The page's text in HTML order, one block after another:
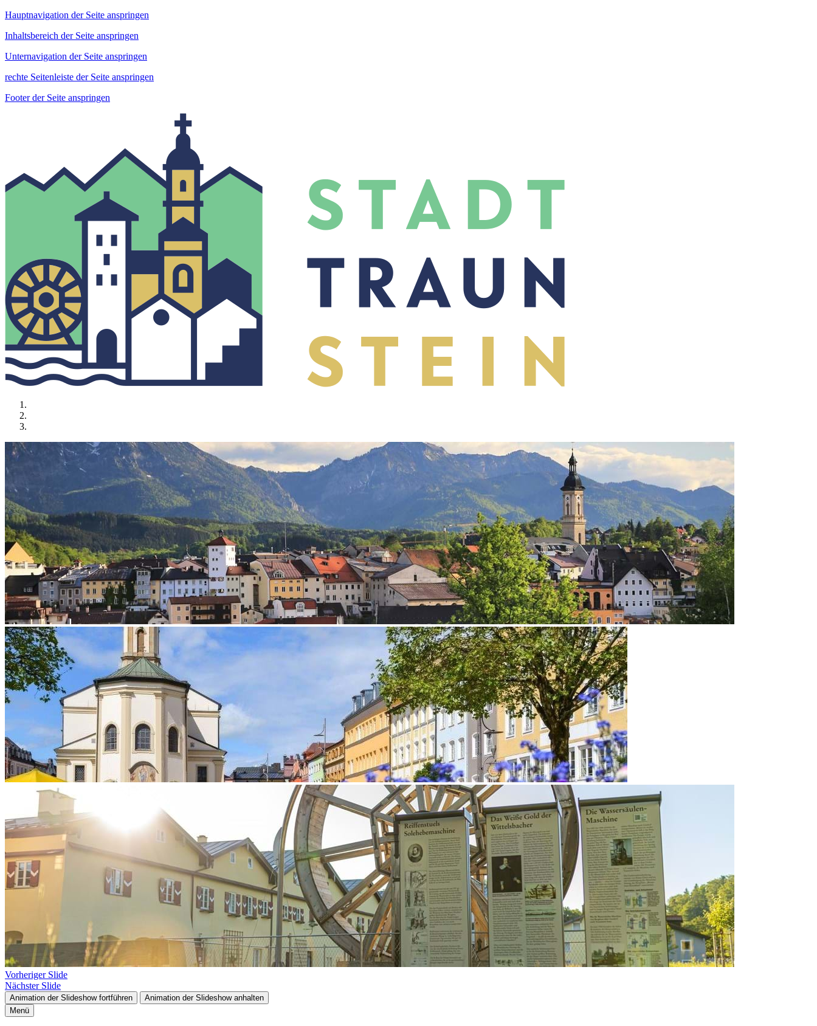
Hauptnavigation der Seite anspringen
Inhaltsbereich der Seite anspringen
Unternavigation der Seite anspringen
rechte Seitenleiste der Seite anspringen
Footer der Seite anspringen
Vorheriger Slide
Nächster Slide
Animation der Slideshow fortführen
Animation der Slideshow anhalten
Menü